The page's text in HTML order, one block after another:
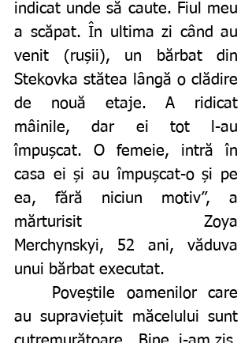
indicat unde să caute. Fiul meu
a scăpat. În ultima zi când au
venit (rușii), un bărbat din
Stekovka stătea lângă o clădire
de nouă etaje. A ridicat
mâinile, dar ei tot l-au
împușcat. O femeie, intră în
casa ei și au împușcat-o și pe
ea, fără niciun motiv”, a
mărturisit Zoya
Merchynskyi, 52 ani, văduva
unui bărbat executat.
au supraviețuit măcelului sunt